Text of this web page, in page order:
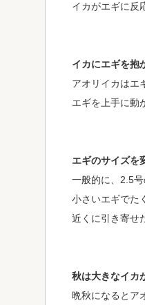
イカがエギに反
イカにエギを抱
アオリイカはエ
エギを上手に動
エギのサイズを
一般的に、2.5号
小さいエギでた
近くに引き寄せ
秋は大きなイカ
晩秋になるとア